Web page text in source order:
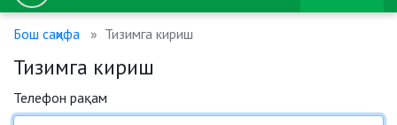
Бош саҳифа Тизимга кириш
Тизимга кириш
Телефон рақам